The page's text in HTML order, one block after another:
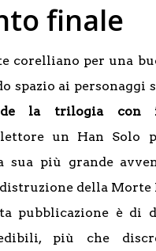
finale
corelliano per una
spazio ai personaggi
la trilogia
lettore un Han Solo
sua più grande
della Morte
pubblicazione è di
più che